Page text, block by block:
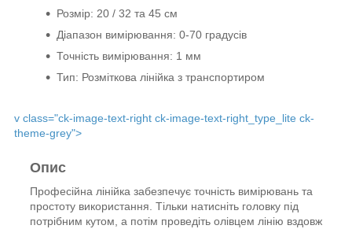
Розмір: 20 / 32 та 45 см
Діапазон вимірювання: 0-70 градусів
Точність вимірювання: 1 мм
Тип: Розміткова лінійка з транспортиром
v class="ck-image-text-right ck-image-text-right_type_lite ck-
theme-grey">
Опис
Професійна лінійка забезпечує точність вимірювань та
простоту використання. Тільки натисніть головку під
потрібним кутом, а потім проведіть олівцем лінію вздовж